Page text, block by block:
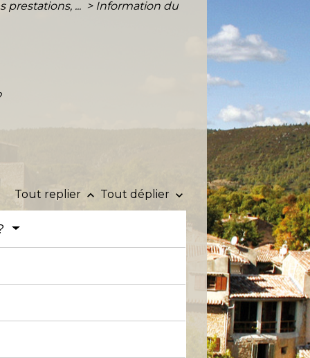
... > Information du
Tout replier keyboard_arrow_up Tout déplier keyboard_arrow_down